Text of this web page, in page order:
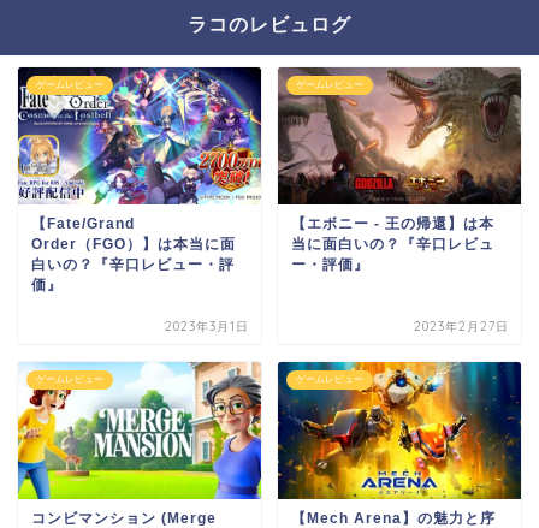
ラコのレビュログ
ゲームレビュー
【Fate/Grand
Order（FGO）】は本当に面
白いの？『辛口レビュー・評
価』
2023年3月1日
ゲームレビュー
【エボニー - 王の帰還】は本
当に面白いの？『辛口レビュ
ー・評価』
2023年2月27日
ゲームレビュー
コンビマンション (Merge
ゲームレビュー
【Mech Arena】の魅力と序